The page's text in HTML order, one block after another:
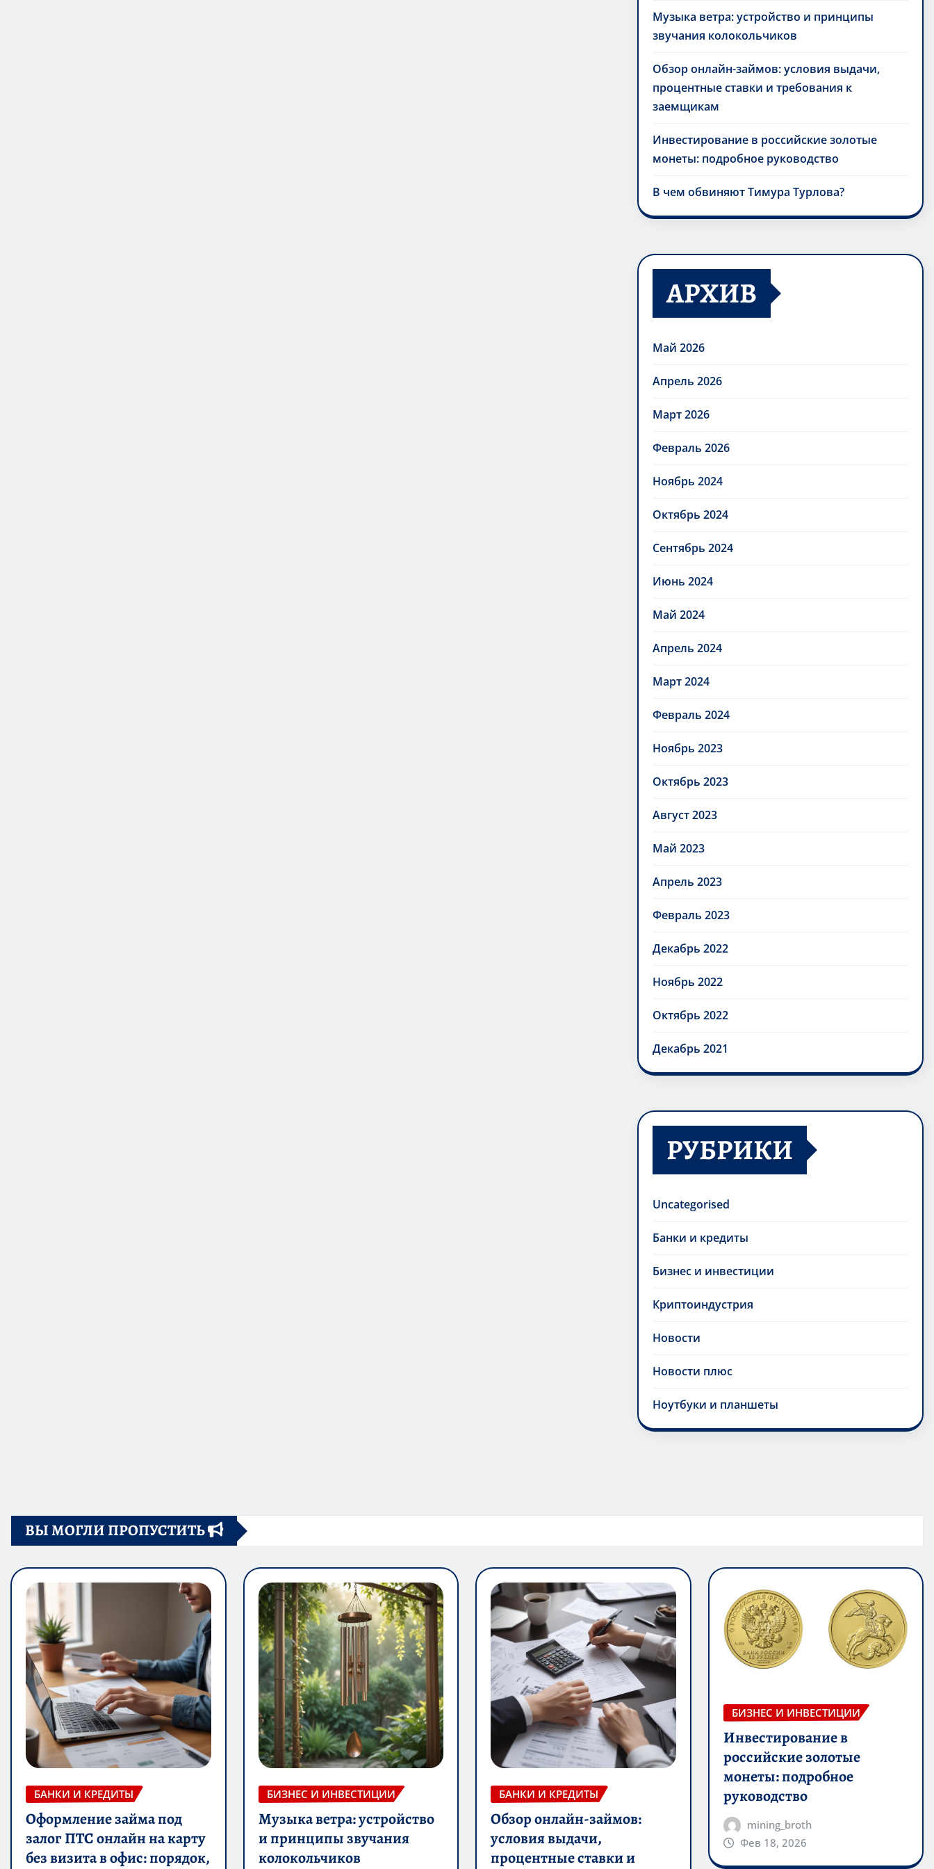
Музыка ветра: устройство и принципы
звучания колокольчиков
Обзор онлайн-займов: условия выдачи,
процентные ставки и требования к
заемщикам
Инвестирование в российские золотые
монеты: подробное руководство
В чем обвиняют Тимура Турлова?
АРХИВ
Май 2026
Апрель 2026
Март 2026
Февраль 2026
Ноябрь 2024
Октябрь 2024
Сентябрь 2024
Июнь 2024
Май 2024
Апрель 2024
Март 2024
Февраль 2024
Ноябрь 2023
Октябрь 2023
Август 2023
Май 2023
Апрель 2023
Февраль 2023
Декабрь 2022
Ноябрь 2022
Октябрь 2022
Декабрь 2021
РУБРИКИ
Uncategorised
Банки и кредиты
Бизнес и инвестиции
Криптоиндустрия
Новости
Новости плюс
Ноутбуки и планшеты
ВЫ МОГЛИ ПРОПУСТИТЬ
БАНКИ И КРЕДИТЫ
Оформление займа под
залог ПТС онлайн на карту
без визита в офис: порядок,
БИЗНЕС И ИНВЕСТИЦИИ
Музыка ветра: устройство
и принципы звучания
колокольчиков
БАНКИ И КРЕДИТЫ
Обзор онлайн-займов:
условия выдачи,
процентные ставки и
БИЗНЕС И ИНВЕСТИЦИИ
Инвестирование в
российские золотые
монеты: подробное
руководство
mining_broth
Фев 18, 2026